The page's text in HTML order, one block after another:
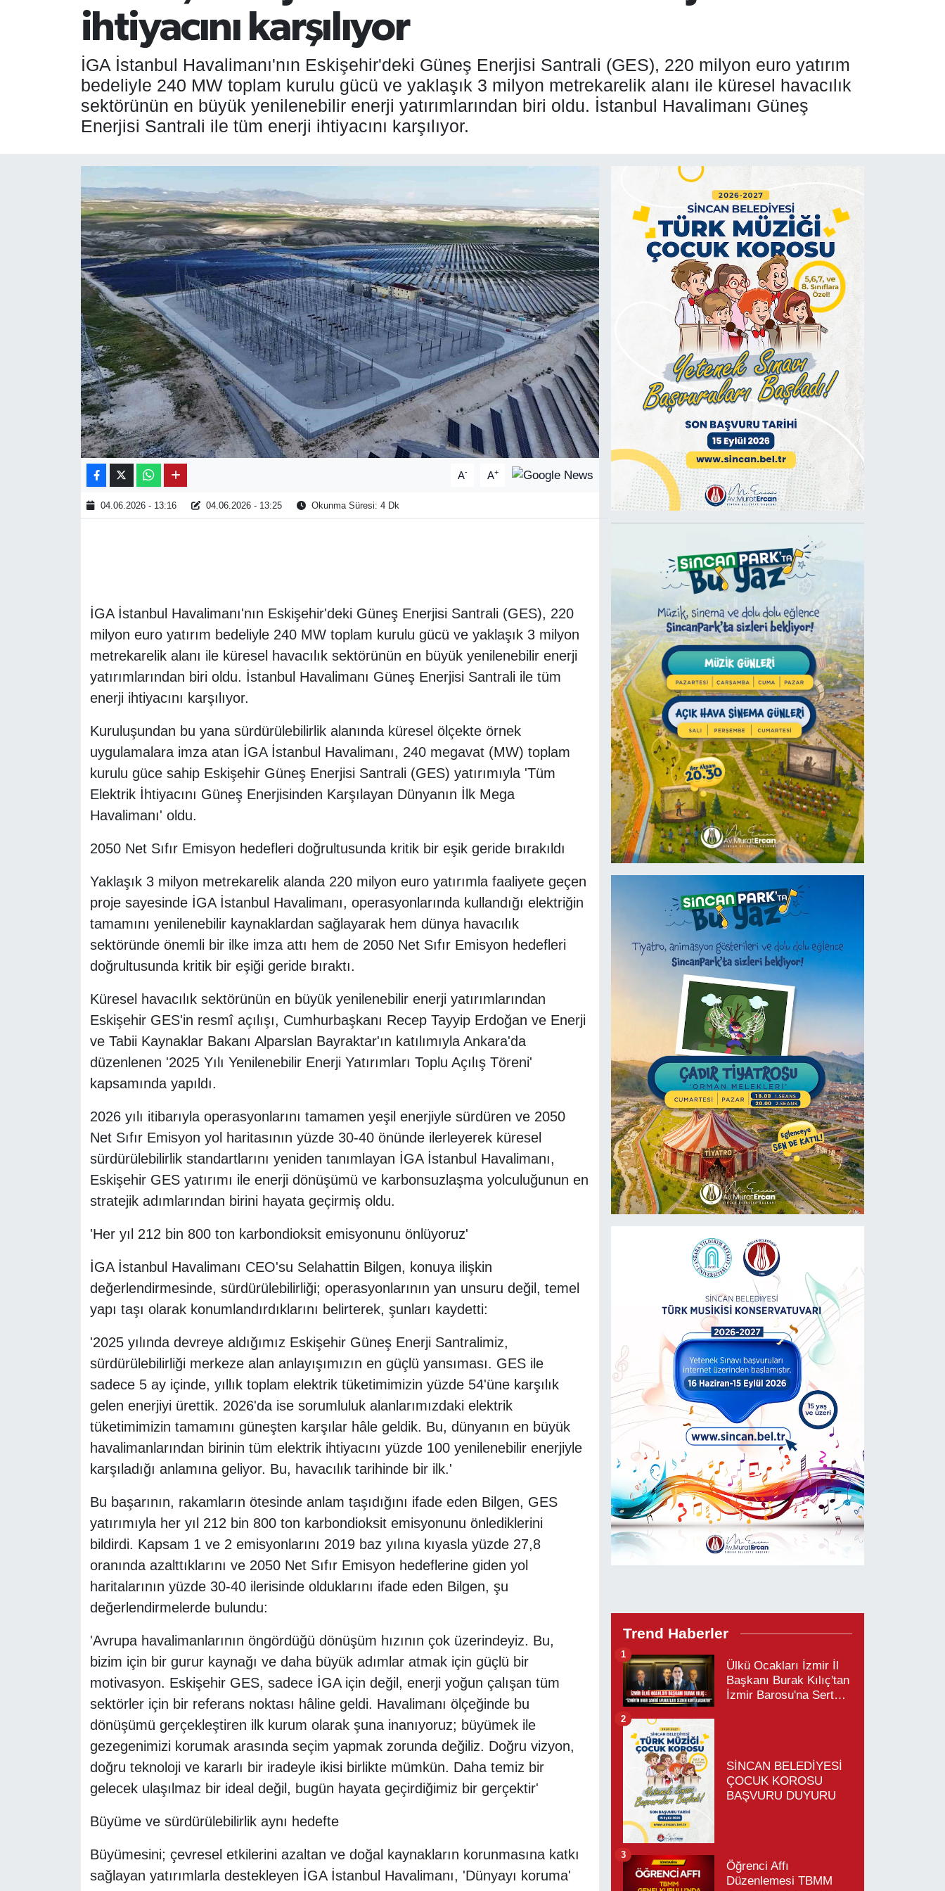
ihtiyacını karşılıyor
İGA İstanbul Havalimanı'nın Eskişehir'deki Güneş Enerjisi Santrali (GES), 220 milyon euro yatırım
bedeliyle 240 MW toplam kurulu gücü ve yaklaşık 3 milyon metrekarelik alanı ile küresel havacılık
sektörünün en büyük yenilenebilir enerji yatırımlarından biri oldu. İstanbul Havalimanı Güneş
Enerjisi Santrali ile tüm enerji ihtiyacını karşılıyor.
A- A+
04.06.2026 - 13:16 04.06.2026 - 13:25 Okunma Süresi: 4 Dk
İGA İstanbul Havalimanı'nın Eskişehir'deki Güneş Enerjisi Santrali (GES), 220
milyon euro yatırım bedeliyle 240 MW toplam kurulu gücü ve yaklaşık 3 milyon
metrekarelik alanı ile küresel havacılık sektörünün en büyük yenilenebilir enerji
yatırımlarından biri oldu. İstanbul Havalimanı Güneş Enerjisi Santrali ile tüm
enerji ihtiyacını karşılıyor.
Kuruluşundan bu yana sürdürülebilirlik alanında küresel ölçekte örnek
uygulamalara imza atan İGA İstanbul Havalimanı, 240 megavat (MW) toplam
kurulu güce sahip Eskişehir Güneş Enerjisi Santrali (GES) yatırımıyla 'Tüm
Elektrik İhtiyacını Güneş Enerjisinden Karşılayan Dünyanın İlk Mega
Havalimanı' oldu.
2050 Net Sıfır Emisyon hedefleri doğrultusunda kritik bir eşik geride bırakıldı
Yaklaşık 3 milyon metrekarelik alanda 220 milyon euro yatırımla faaliyete geçen
proje sayesinde İGA İstanbul Havalimanı, operasyonlarında kullandığı elektriğin
tamamını yenilenebilir kaynaklardan sağlayarak hem dünya havacılık
sektöründe önemli bir ilke imza attı hem de 2050 Net Sıfır Emisyon hedefleri
doğrultusunda kritik bir eşiği geride bıraktı.
Küresel havacılık sektörünün en büyük yenilenebilir enerji yatırımlarından
Eskişehir GES'in resmî açılışı, Cumhurbaşkanı Recep Tayyip Erdoğan ve Enerji
ve Tabii Kaynaklar Bakanı Alparslan Bayraktar'ın katılımıyla Ankara'da
düzenlenen '2025 Yılı Yenilenebilir Enerji Yatırımları Toplu Açılış Töreni'
kapsamında yapıldı.
2026 yılı itibarıyla operasyonlarını tamamen yeşil enerjiyle sürdüren ve 2050
Net Sıfır Emisyon yol haritasının yüzde 30-40 önünde ilerleyerek küresel
sürdürülebilirlik standartlarını yeniden tanımlayan İGA İstanbul Havalimanı,
Eskişehir GES yatırımı ile enerji dönüşümü ve karbonsuzlaşma yolculuğunun en
stratejik adımlarından birini hayata geçirmiş oldu.
'Her yıl 212 bin 800 ton karbondioksit emisyonunu önlüyoruz'
İGA İstanbul Havalimanı CEO'su Selahattin Bilgen, konuya ilişkin
değerlendirmesinde, sürdürülebilirliği; operasyonlarının yan unsuru değil, temel
yapı taşı olarak konumlandırdıklarını belirterek, şunları kaydetti:
'2025 yılında devreye aldığımız Eskişehir Güneş Enerji Santralimiz,
sürdürülebilirliği merkeze alan anlayışımızın en güçlü yansıması. GES ile
sadece 5 ay içinde, yıllık toplam elektrik tüketimimizin yüzde 54'üne karşılık
gelen enerjiyi ürettik. 2026'da ise sorumluluk alanlarımızdaki elektrik
tüketimimizin tamamını güneşten karşılar hâle geldik. Bu, dünyanın en büyük
havalimanlarından birinin tüm elektrik ihtiyacını yüzde 100 yenilenebilir enerjiyle
karşıladığı anlamına geliyor. Bu, havacılık tarihinde bir ilk.'
Bu başarının, rakamların ötesinde anlam taşıdığını ifade eden Bilgen, GES
yatırımıyla her yıl 212 bin 800 ton karbondioksit emisyonunu önlediklerini
bildirdi. Kapsam 1 ve 2 emisyonlarını 2019 baz yılına kıyasla yüzde 27,8
oranında azalttıklarını ve 2050 Net Sıfır Emisyon hedeflerine giden yol
haritalarının yüzde 30-40 ilerisinde olduklarını ifade eden Bilgen, şu
değerlendirmelerde bulundu:
'Avrupa havalimanlarının öngördüğü dönüşüm hızının çok üzerindeyiz. Bu,
bizim için bir gurur kaynağı ve daha büyük adımlar atmak için güçlü bir
motivasyon. Eskişehir GES, sadece İGA için değil, enerji yoğun çalışan tüm
sektörler için bir referans noktası hâline geldi. Havalimanı ölçeğinde bu
dönüşümü gerçekleştiren ilk kurum olarak şuna inanıyoruz; büyümek ile
gezegenimizi korumak arasında seçim yapmak zorunda değiliz. Doğru vizyon,
doğru teknoloji ve kararlı bir iradeyle ikisi birlikte mümkün. Daha temiz bir
gelecek ulaşılmaz bir ideal değil, bugün hayata geçirdiğimiz bir gerçektir'
Büyüme ve sürdürülebilirlik aynı hedefte
Büyümesini; çevresel etkilerini azaltan ve doğal kaynakların korunmasına katkı
sağlayan yatırımlarla destekleyen İGA İstanbul Havalimanı, 'Dünyayı koruma'
Trend Haberler
Ülkü Ocakları İzmir İl
Başkanı Burak Kılıç'tan
İzmir Barosu'na Sert
1
SİNCAN BELEDİYESİ
ÇOCUK KOROSU
BAŞVURU DUYURU
2
Öğrenci Affı
Düzenlemesi TBMM
3
BİLİM - TEKNOLOJİ
KÜLTÜR SANAT
MAGAZİN